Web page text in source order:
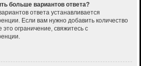
больше вариантов ответа?
ответа устанавливается
Если вам нужно добавить количество
ограничение, свяжитесь с